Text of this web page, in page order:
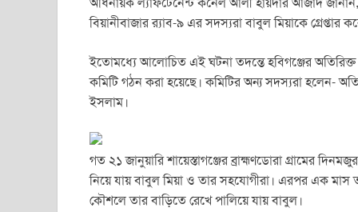
b
o
o
k
A
p
p
n
g
er
অধিনায়ক ল্যাফটেনেন্ট কর্নেল আলী হায়দার আজাদ
বিয়ানীবাজার র‍্যাব-৯ এর সদস্যরা বাবুল মিয়াকে গ্রেপ্তার
ইতোমধ্যে আলোচিত এই ঘটনা তদন্তে হবিগঞ্জের
কমিটি গঠন করা হয়েছে। কমিটির অন্য সদস্যরা হলেন-
ইসলাম।
গত ২১ জানুয়ারি শায়েস্তাগঞ্জের ব্রাহ্মণডোরা গ্রামের
নিয়ে যায় বাবুল মিয়া ও তার সহযোগীরা। এরপর এক মাস
কৌশলে তার বাড়িতে রেখে পালিয়ে যায় বাবুল।